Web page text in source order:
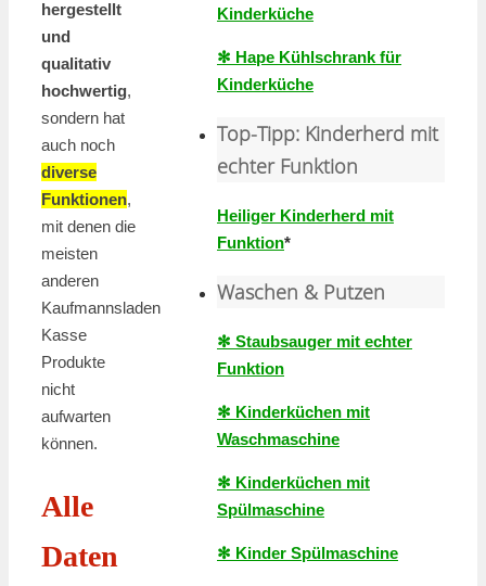
hergestellt
und
qualitativ
hochwertig,
sondern hat
auch noch
diverse
Funktionen,
mit denen die
meisten
anderen
Kaufmannsladen
Kasse
Produkte
nicht
aufwarten
können.
Alle
Daten
Kinderküche
✻ Hape Kühlschrank für
Kinderküche
Top-Tipp: Kinderherd mit
echter Funktion
Heiliger Kinderherd mit
Funktion*
Waschen & Putzen
✻ Staubsauger mit echter
Funktion
✻ Kinderküchen mit
Waschmaschine
✻ Kinderküchen mit
Spülmaschine
✻ Kinder Spülmaschine